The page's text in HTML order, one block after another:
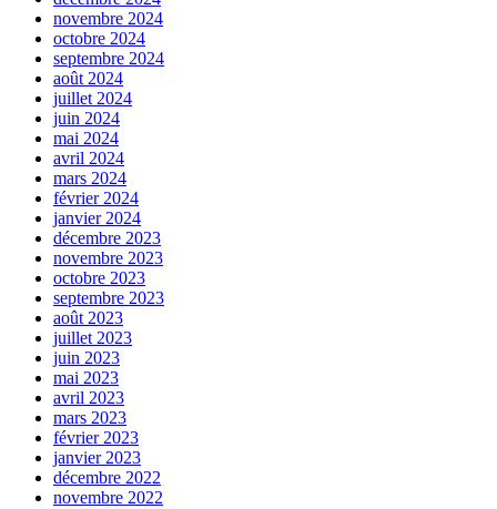
novembre 2024
octobre 2024
septembre 2024
août 2024
juillet 2024
juin 2024
mai 2024
avril 2024
mars 2024
février 2024
janvier 2024
décembre 2023
novembre 2023
octobre 2023
septembre 2023
août 2023
juillet 2023
juin 2023
mai 2023
avril 2023
mars 2023
février 2023
janvier 2023
décembre 2022
novembre 2022